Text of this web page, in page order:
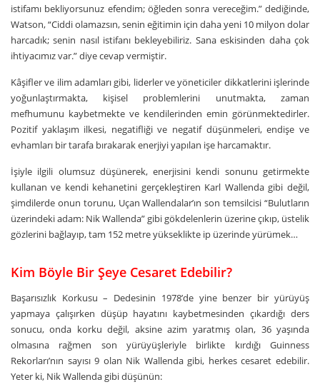
istifamı bekliyorsunuz efendim; öğleden sonra vereceğim.” dediğinde,
Watson, “Ciddi olamazsın, senin eğitimin için daha yeni 10 milyon dolar
harcadık; senin nasıl istifanı bekleyebiliriz. Sana eskisinden daha çok
ihtiyacımız var.” diye cevap vermiştir.
Kâşifler ve ilim adamları gibi, liderler ve yöneticiler dikkatlerini işlerinde
yoğunlaştırmakta, kişisel problemlerini unutmakta, zaman
mefhumunu kaybetmekte ve kendilerinden emin görünmektedirler.
Pozitif yaklaşım ilkesi, negatifliği ve negatif düşünmeleri, endişe ve
evhamları bir tarafa bırakarak enerjiyi yapılan işe harcamaktır.
İşiyle ilgili olumsuz düşünerek, enerjisini kendi sonunu getirmekte
kullanan ve kendi kehanetini gerçekleştiren Karl Wallenda gibi değil,
şimdilerde onun torunu, Uçan Wallendalar’ın son temsilcisi “Bulutların
üzerindeki adam: Nik Wallenda” gibi gökdelenlerin üzerine çıkıp, üstelik
gözlerini bağlayıp, tam 152 metre yükseklikte ip üzerinde yürümek…
Kim Böyle Bir Şeye Cesaret Edebilir?
Başarısızlık Korkusu – Dedesinin 1978’de yine benzer bir yürüyüş
yapmaya çalışırken düşüp hayatını kaybetmesinden çıkardığı ders
sonucu, onda korku değil, aksine azim yaratmış olan, 36 yaşında
olmasına rağmen son yürüyüşleriyle birlikte kırdığı Guinness
Rekorları’nın sayısı 9 olan Nik Wallenda gibi, herkes cesaret edebilir.
Yeter ki, Nik Wallenda gibi düşünün: